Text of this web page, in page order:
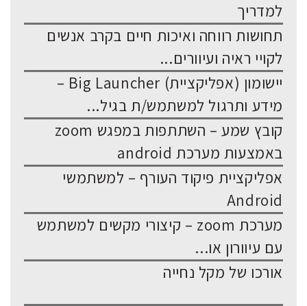
למדריך
תחושות רווחה ואיכות חיים בקרב אנשים
לקויי ראיה ועיוורים...
יישומון (אפליקציית) Big Launcher –
מידע ותרגול למשתמש/ת בגיל...
קובץ שמע – השתתפות במפגש zoom
באמצעות מערכת android
אפליקציית פיקוד העורף – למשתמשי
Android
מערכת zoom – קיצורי מקשים למשתמש
עם עיוורון או...
אורכו של מקל נחייה